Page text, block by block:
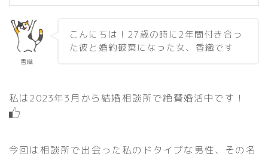
香織
こんにちは！27歳の時に2年間付き合っ
た彼と婚約破棄になった女、香織です
私は2023年3月から結婚相談所で絶賛婚活中です！
今回は相談所で出会った私のドタイプな男性、その名